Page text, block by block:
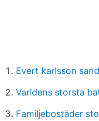
Evert karlsson
Varldens storsta
Familjebostäder